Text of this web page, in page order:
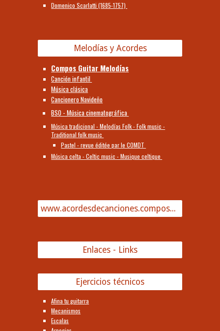
Domenico Scarlatti (1685-1757)
Melodías y Acordes
Compos Guitar Melodías
Canción infantil
Música clásica
Cancionero Navideño
BSO - Música cinematográfica
Música tradicional - Melodías Folk - Folk music -
Traditional folk music
Pastel - revue éditée par le COMDT
Música celta - Celtic music - Musique celtique
www.acordesdecanciones.composguitar.es
Enlaces - Links
Ejercicios técnicos
Afina tu guitarra
Mecanismos
Escalas